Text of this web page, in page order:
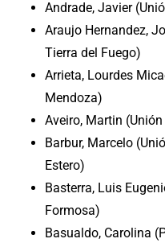
Andrade, Javier
Araujo Hernandez,
Tierra del Fuego)
Arrieta, Lourdes
Mendoza)
Aveiro, Martin
Barbur, Marcelo
Estero)
Basterra, Luis
Formosa)
Basualdo, Carolina